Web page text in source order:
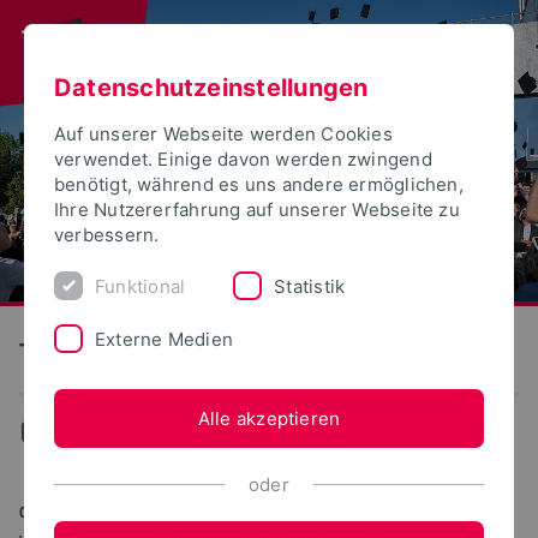
Technische Hochschule Ostwestfalen-Lippe
07.07.2026
Datenschutzeinstellungen
Auf unserer Webseite werden Cookies
verwendet. Einige davon werden zwingend
benötigt, während es uns andere ermöglichen,
Ihre Nutzererfahrung auf unserer Webseite zu
verbessern.
Funktional Statistik
Externe Medien
Alle akzeptieren
oder